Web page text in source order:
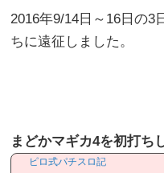
2016年9/14日～16日の3
ちに遠征しました。
まどかマギカ4を初打ち
ピロ式パチスロ記